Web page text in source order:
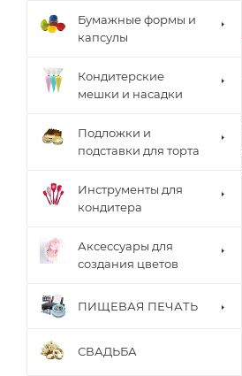
Бумажные формы и
капсулы
Кондитерские
мешки и насадки
Подложки и
подставки для торта
Инструменты для
кондитера
Аксессуары для
создания цветов
ПИЩЕВАЯ ПЕЧАТЬ
СВАДЬБА